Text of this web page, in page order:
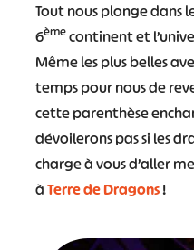
Tout nous plonge dans
6èmecontinent et
Même les plus belles
temps pour nous de
cette parenthèse
dévoilerons pas si les
charge à vous d’aller
àTerre de Dragons!